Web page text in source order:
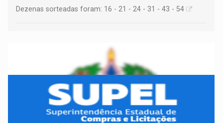
Dezenas sorteadas foram: 16 - 21 - 24 - 31 - 43 - 54